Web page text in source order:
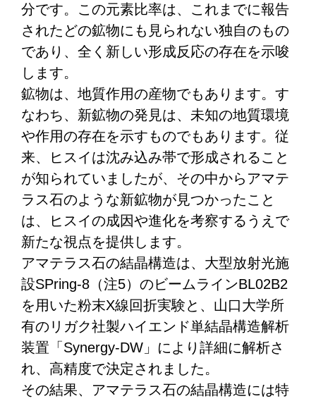
分です。この元素比率は、これまでに報告
されたどの鉱物にも見られない独自のもの
であり、全く新しい形成反応の存在を示唆
します。
鉱物は、地質作用の産物でもあります。す
なわち、新鉱物の発見は、未知の地質環境
や作用の存在を示すものでもあります。従
来、ヒスイは沈み込み帯で形成されること
が知られていましたが、その中からアマテ
ラス石のような新鉱物が見つかったこと
は、ヒスイの成因や進化を考察するうえで
新たな視点を提供します。
アマテラス石の結晶構造は、大型放射光施
設SPring-8（注5）のビームラインBL02B2
を用いた粉末X線回折実験と、山口大学所
有のリガク社製ハイエンド単結晶構造解析
装置「Synergy-DW」により詳細に解析さ
れ、高精度で決定されました。
その結果、アマテラス石の結晶構造には特